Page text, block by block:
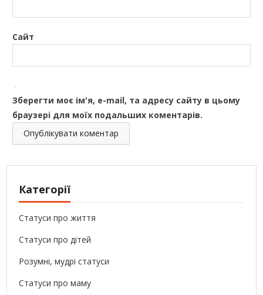
Сайт
Зберегти моє ім'я, e-mail, та адресу сайту в цьому
браузері для моїх подальших коментарів.
Категорії
Статуси про життя
Статуси про дітей
Розумні, мудрі статуси
Статуси про маму